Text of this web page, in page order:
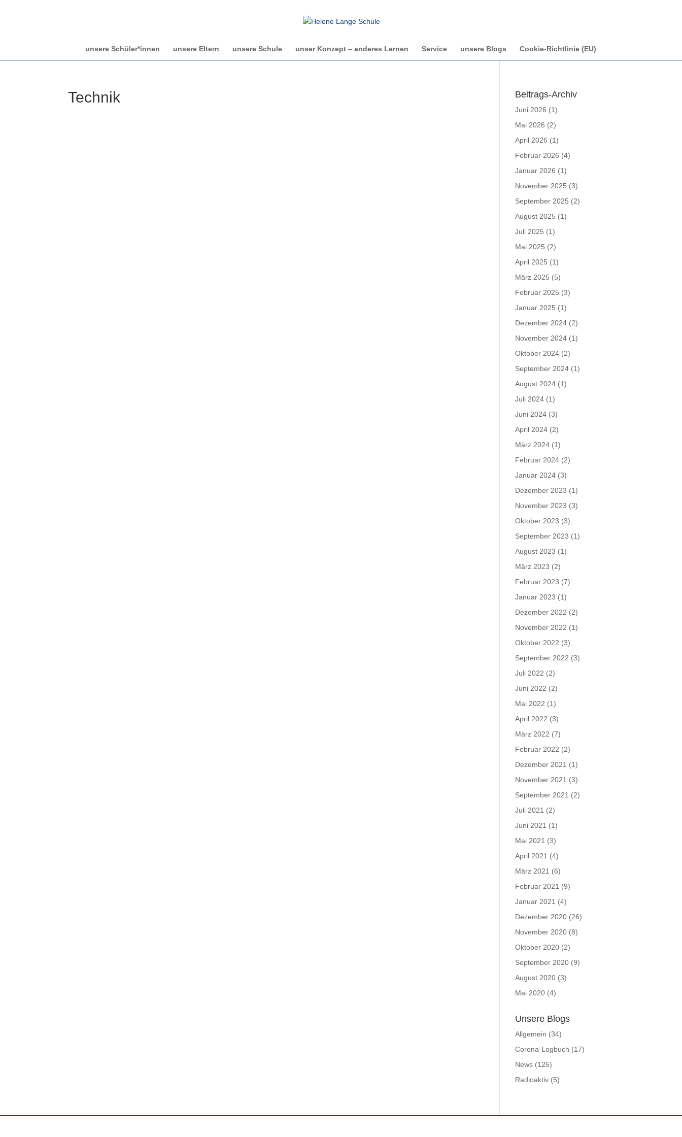
unsere Schüler*innen unsere Eltern unsere Schule unser Konzept – anderes Lernen Service unsere Blogs Cookie-Richtlinie (EU)
Technik Beitrags-Archiv
Juni 2026 (1)
Mai 2026 (2)
April 2026 (1)
Februar 2026 (4)
Januar 2026 (1)
November 2025 (3)
September 2025 (2)
August 2025 (1)
Juli 2025 (1)
Mai 2025 (2)
April 2025 (1)
März 2025 (5)
Februar 2025 (3)
Januar 2025 (1)
Dezember 2024 (2)
November 2024 (1)
Oktober 2024 (2)
September 2024 (1)
August 2024 (1)
Juli 2024 (1)
Juni 2024 (3)
April 2024 (2)
März 2024 (1)
Februar 2024 (2)
Januar 2024 (3)
Dezember 2023 (1)
November 2023 (3)
Oktober 2023 (3)
September 2023 (1)
August 2023 (1)
März 2023 (2)
Februar 2023 (7)
Januar 2023 (1)
Dezember 2022 (2)
November 2022 (1)
Oktober 2022 (3)
September 2022 (3)
Juli 2022 (2)
Juni 2022 (2)
Mai 2022 (1)
April 2022 (3)
März 2022 (7)
Februar 2022 (2)
Dezember 2021 (1)
November 2021 (3)
September 2021 (2)
Juli 2021 (2)
Juni 2021 (1)
Mai 2021 (3)
April 2021 (4)
März 2021 (6)
Februar 2021 (9)
Januar 2021 (4)
Dezember 2020 (26)
November 2020 (8)
Oktober 2020 (2)
September 2020 (9)
August 2020 (3)
Mai 2020 (4)
Unsere Blogs
Allgemein (34)
Corona-Logbuch (17)
News (125)
Radioaktiv (5)